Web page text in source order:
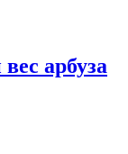
арбуза